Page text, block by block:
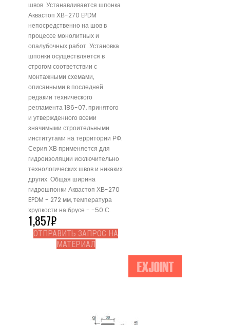
швов. Устанавливается шпонка
Аквастоп ХВ-270 EPDM
непосредственно на шов в
процессе монолитных и
опалубочных работ. Установка
шпонки осуществляется в
строгом соответствии с
монтажными схемами,
описанными в последней
редакии технического
регламента 186-07, принятого
и утвержденного всеми
значимыми строительными
институтами на территории РФ.
Серия ХВ применяется для
гидроизоляции исключительно
технологических швов и никаких
других. Общая ширина
гидрошпонки Аквастоп ХВ-270
EPDM - 272 мм, температура
хрупкости на брусе - -50 С.
1,857₽
ОТПРАВИТЬ ЗАПРОС НА
МАТЕРИАЛ